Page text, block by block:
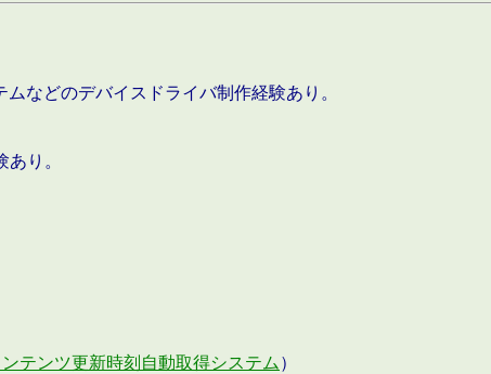
などのデバイスドライバ制作経験あり。
り。
ンテンツ更新時刻自動取得システム ）